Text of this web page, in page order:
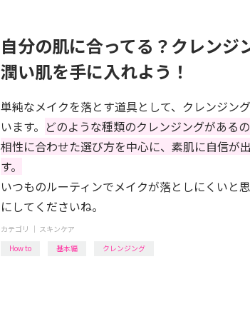
自分の肌に合ってる？クレンジ
潤い肌を手に入れよう！
単純なメイクを落とす道具として、クレンジン
います。 どのような種類のクレンジングがある
相性に合わせた選び方を中心に、素肌に自信が
す。
いつものルーティンでメイクが落としにくいと
にしてくださいね。
カテゴリ ｜ スキンケア
How to
基本編 クレンジング